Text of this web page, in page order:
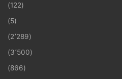
(122)
(5)
(2٬289)
(3٬500)
(866)